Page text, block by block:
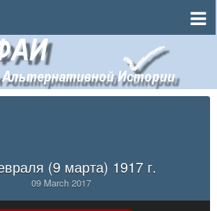
(9 марта) 1917 г.
09 March 2017